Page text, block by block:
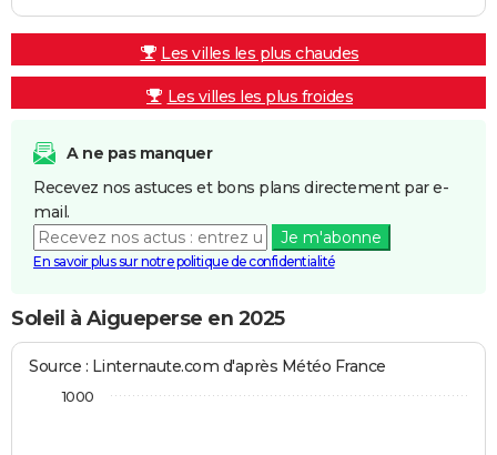
Les villes les plus chaudes
Les villes les plus froides
A ne pas manquer
Recevez nos astuces et bons plans directement par e-
mail.
Je m'abonne
En savoir plus sur notre politique de confidentialité
Soleil à Aigueperse en 2025
Source : Linternaute.com d'après Météo France
1000